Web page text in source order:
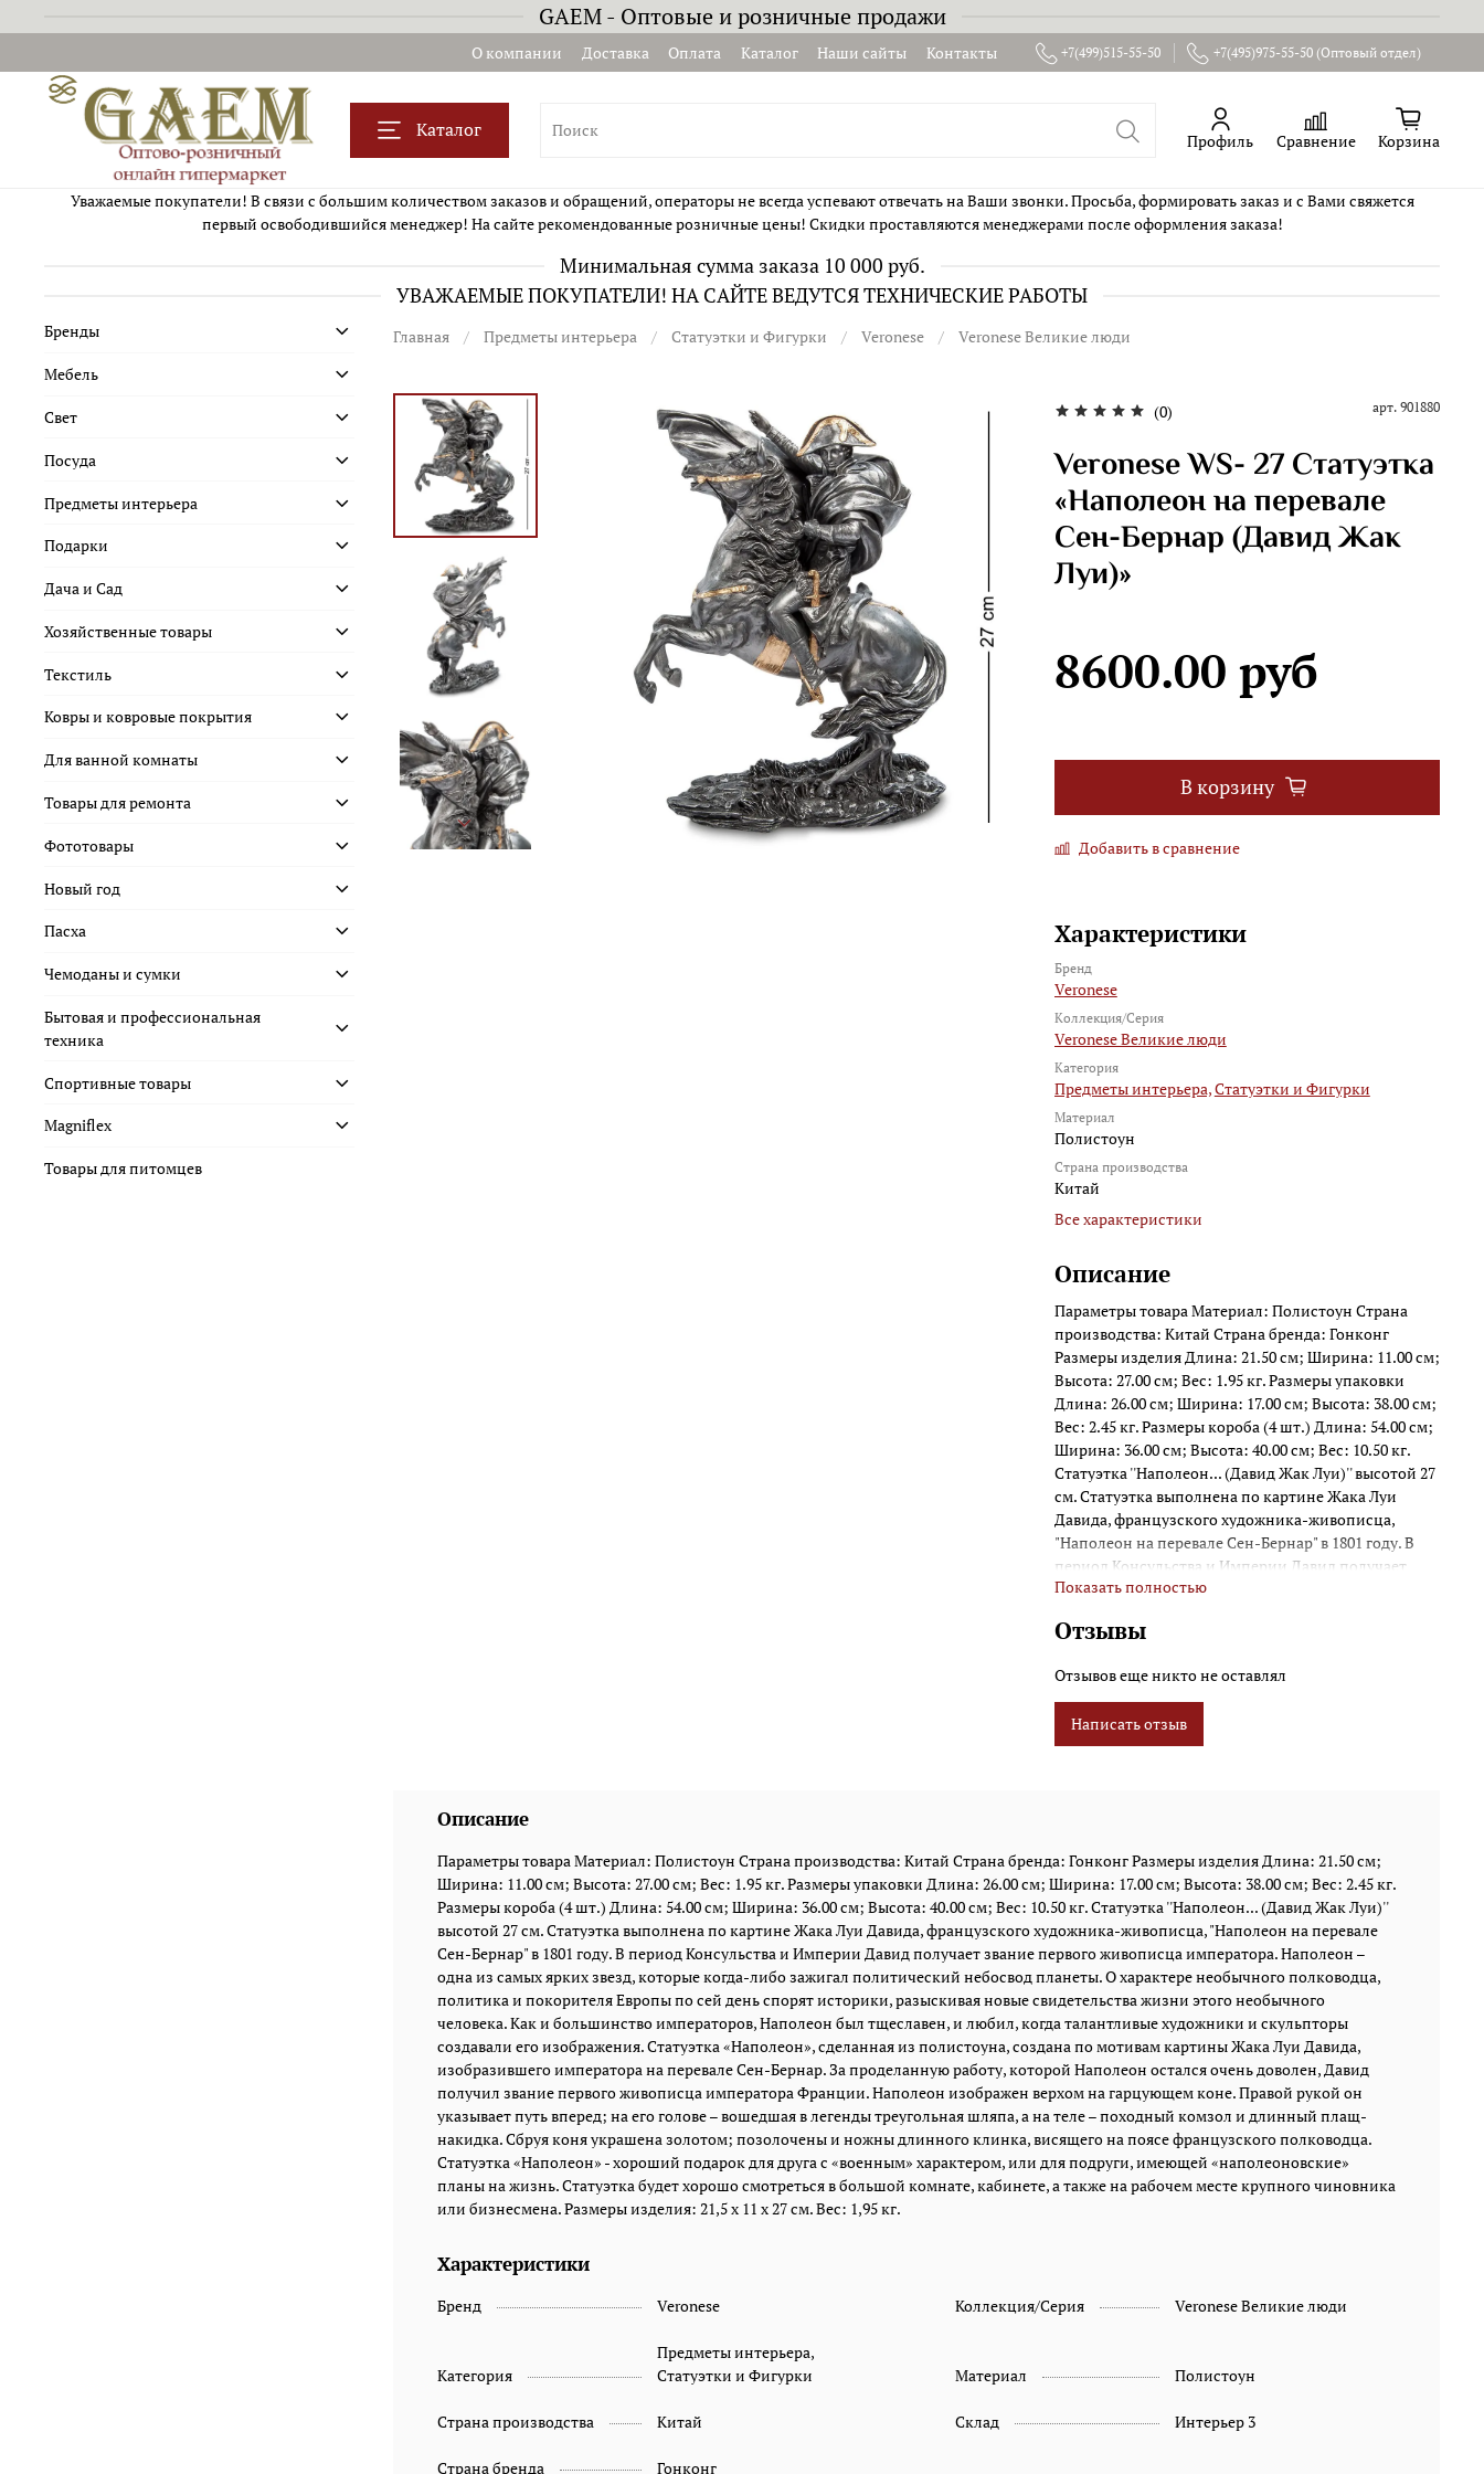
GAEM - Оптовые и розничные продажи
О компании Доставка Оплата Каталог Наши сайты Контакты +7(499)515-55-50 +7(495)975-55-50 (Оптовый отдел)
Каталог Профиль Сравнение Корзина
Уважаемые покупатели! В связи с большим количеством заказов и обращений, операторы не всегда успевают отвечать на Ваши звонки. Просьба, формировать заказ и с Вами свяжется
первый освободившийся менеджер! На сайте рекомендованные розничные цены! Скидки проставляются менеджерами после оформления заказа!
Минимальная сумма заказа 10 000 руб.
УВАЖАЕМЫЕ ПОКУПАТЕЛИ! НА САЙТЕ ВЕДУТСЯ ТЕХНИЧЕСКИЕ РАБОТЫ
Главная Предметы интерьера Статуэтки и Фигурки Veronese Veronese Великие люди
(0) арт. 901880
Veronese WS- 27 Статуэтка
«Наполеон на перевале
Сен-Бернар (Давид Жак
Луи)»
8600.00 руб
В корзину
Добавить в сравнение
Характеристики
Бренд
Veronese
Коллекция/Серия
Veronese Великие люди
Категория
Предметы интерьера,Статуэтки и Фигурки
Материал
Полистоун
Страна производства
Китай
Все характеристики
Описание
Параметры товара Материал: Полистоун Страна
производства: Китай Страна бренда: Гонконг
Размеры изделия Длина: 21.50 см; Ширина: 11.00 см;
Высота: 27.00 см; Вес: 1.95 кг. Размеры упаковки
Длина: 26.00 см; Ширина: 17.00 см; Высота: 38.00 см;
Вес: 2.45 кг. Размеры короба (4 шт.) Длина: 54.00 см;
Ширина: 36.00 см; Высота: 40.00 см; Вес: 10.50 кг.
Статуэтка ''Наполеон... (Давид Жак Луи)'' высотой 27
см. Статуэтка выполнена по картине Жака Луи
Давида, французского художника-живописца,
"Наполеон на перевале Сен-Бернар" в 1801 году. В
период Консульства и Империи Давид получает
звание первого живописца императора. Наполеон –
зажигал политический небосвод планеты. О
покорителя Европы по сей день спорят историки,
разыскивая новые свидетельства жизни этого
необычного человека. Как и большинство
императоров, Наполеон был тщеславен, и любил,
императора на перевале Сен-Бернар. За
проделанную работу, которой Наполеон остался
очень доволен, Давид получил звание первого
живописца императора Франции. Наполеон
изображен верхом на гарцующем коне. Правой
рукой он указывает путь вперед; на его голове –
вошедшая в легенды треугольная шляпа, а на теле –
походный комзол и длинный плащ-накидка. Сбруя
коня украшена золотом; позолочены и ножны
длинного клинка, висящего на поясе французского
полководца. Статуэтка «Наполеон» - хороший
подарок для друга с «военным» характером, или для
подруги, имеющей «наполеоновские» планы на
жизнь. Статуэтка будет хорошо смотреться в
большой комнате, кабинете, а также на рабочем
Показать полностью
Отзывы
Отзывов еще никто не оставлял
Написать отзыв
Описание
Параметры товара Материал: Полистоун Страна производства: Китай Страна бренда: Гонконг Размеры изделия Длина: 21.50 см;
Ширина: 11.00 см; Высота: 27.00 см; Вес: 1.95 кг. Размеры упаковки Длина: 26.00 см; Ширина: 17.00 см; Высота: 38.00 см; Вес: 2.45 кг.
Размеры короба (4 шт.) Длина: 54.00 см; Ширина: 36.00 см; Высота: 40.00 см; Вес: 10.50 кг. Статуэтка ''Наполеон... (Давид Жак Луи)''
высотой 27 см. Статуэтка выполнена по картине Жака Луи Давида, французского художника-живописца, "Наполеон на перевале
Сен-Бернар" в 1801 году. В период Консульства и Империи Давид получает звание первого живописца императора. Наполеон –
одна из самых ярких звезд, которые когда-либо зажигал политический небосвод планеты. О характере необычного полководца,
политика и покорителя Европы по сей день спорят историки, разыскивая новые свидетельства жизни этого необычного
человека. Как и большинство императоров, Наполеон был тщеславен, и любил, когда талантливые художники и скульпторы
создавали его изображения. Статуэтка «Наполеон», сделанная из полистоуна, создана по мотивам картины Жака Луи Давида,
изобразившего императора на перевале Сен-Бернар. За проделанную работу, которой Наполеон остался очень доволен, Давид
получил звание первого живописца императора Франции. Наполеон изображен верхом на гарцующем коне. Правой рукой он
указывает путь вперед; на его голове – вошедшая в легенды треугольная шляпа, а на теле – походный комзол и длинный плащ-
накидка. Сбруя коня украшена золотом; позолочены и ножны длинного клинка, висящего на поясе французского полководца.
Статуэтка «Наполеон» - хороший подарок для друга с «военным» характером, или для подруги, имеющей «наполеоновские»
планы на жизнь. Статуэтка будет хорошо смотреться в большой комнате, кабинете, а также на рабочем месте крупного чиновника
или бизнесмена. Размеры изделия: 21,5 x 11 x 27 см. Вес: 1,95 кг.
Характеристики
Бренд Veronese Коллекция/Серия Veronese Великие люди
Категория
Предметы интерьера,
Статуэтки и Фигурки
Материал Полистоун
Страна производства Китай Склад Интерьер 3
Страна бренда Гонконг
Бренды
Мебель
Свет
Посуда
Предметы интерьера
Подарки
Дача и Сад
Хозяйственные товары
Текстиль
Ковры и ковровые покрытия
Для ванной комнаты
Товары для ремонта
Фототовары
Новый год
Пасха
Чемоданы и сумки
Бытовая и профессиональная
техника
Спортивные товары
Magniflex
Товары для питомцев